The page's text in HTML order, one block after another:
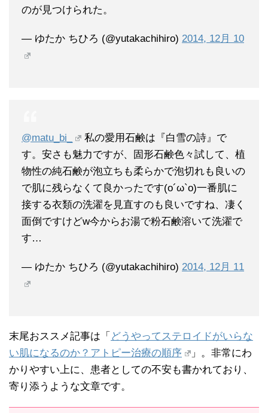
のが見つけられた。
— ゆたか ちひろ (@yutakachihiro) 2014, 12月 10
@matu_bi_
私の愛用石鹸は『白雪の詩』で
す。安さも魅力ですが、固形石鹸色々試して、植
物性の純石鹸が泡立ちも柔らかで泡切れも良いの
で肌に残らなくて良かったです(o´ω`o)一番肌に
接する衣類の洗濯を見直すのも良いですね、凄く
面倒ですけどw今からお湯で粉石鹸溶いて洗濯で
す…
— ゆたか ちひろ (@yutakachihiro) 2014, 12月 11
末尾おススメ記事は「 どうやってステロイドがいらな
い肌になるのか？アトピー治療の順序
」。非常にわ
かりやすい上に、患者としての不安も書かれており、
寄り添うような文章です。